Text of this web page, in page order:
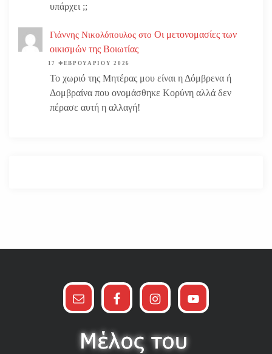
υπάρχει ;;
Γιάννης Νικολόπουλος στο Οι μετονομασίες των
οικισμών της Βοιωτίας
17 ΦΕΒΡΟΥΑΡΊΟΥ 2026
Το χωριό της Μητέρας μου είναι η Δόμβρενα ή
Δομβραίνα που ονομάσθηκε Κορύνη αλλά δεν
πέρασε αυτή η αλλαγή!